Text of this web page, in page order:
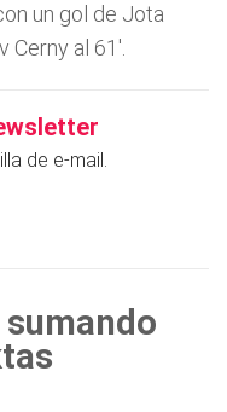
un gol de Jota
Cerny al 61'.
de e-mail.